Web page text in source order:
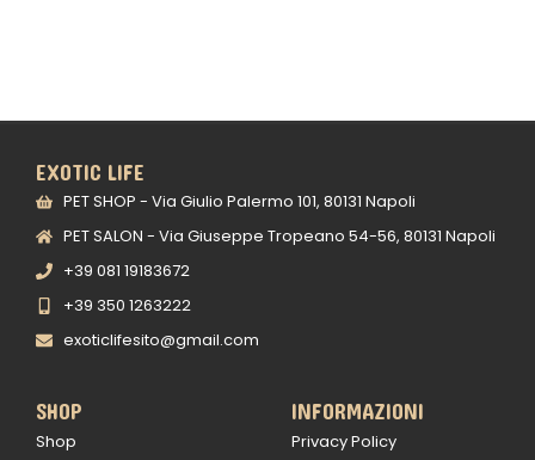
EXOTIC LIFE
PET SHOP - Via Giulio Palermo 101, 80131 Napoli
PET SALON - Via Giuseppe Tropeano 54-56, 80131 Napoli
+39 081 19183672
+39 350 1263222
exoticlifesito@gmail.com
SHOP
Shop
INFORMAZIONI
Privacy Policy